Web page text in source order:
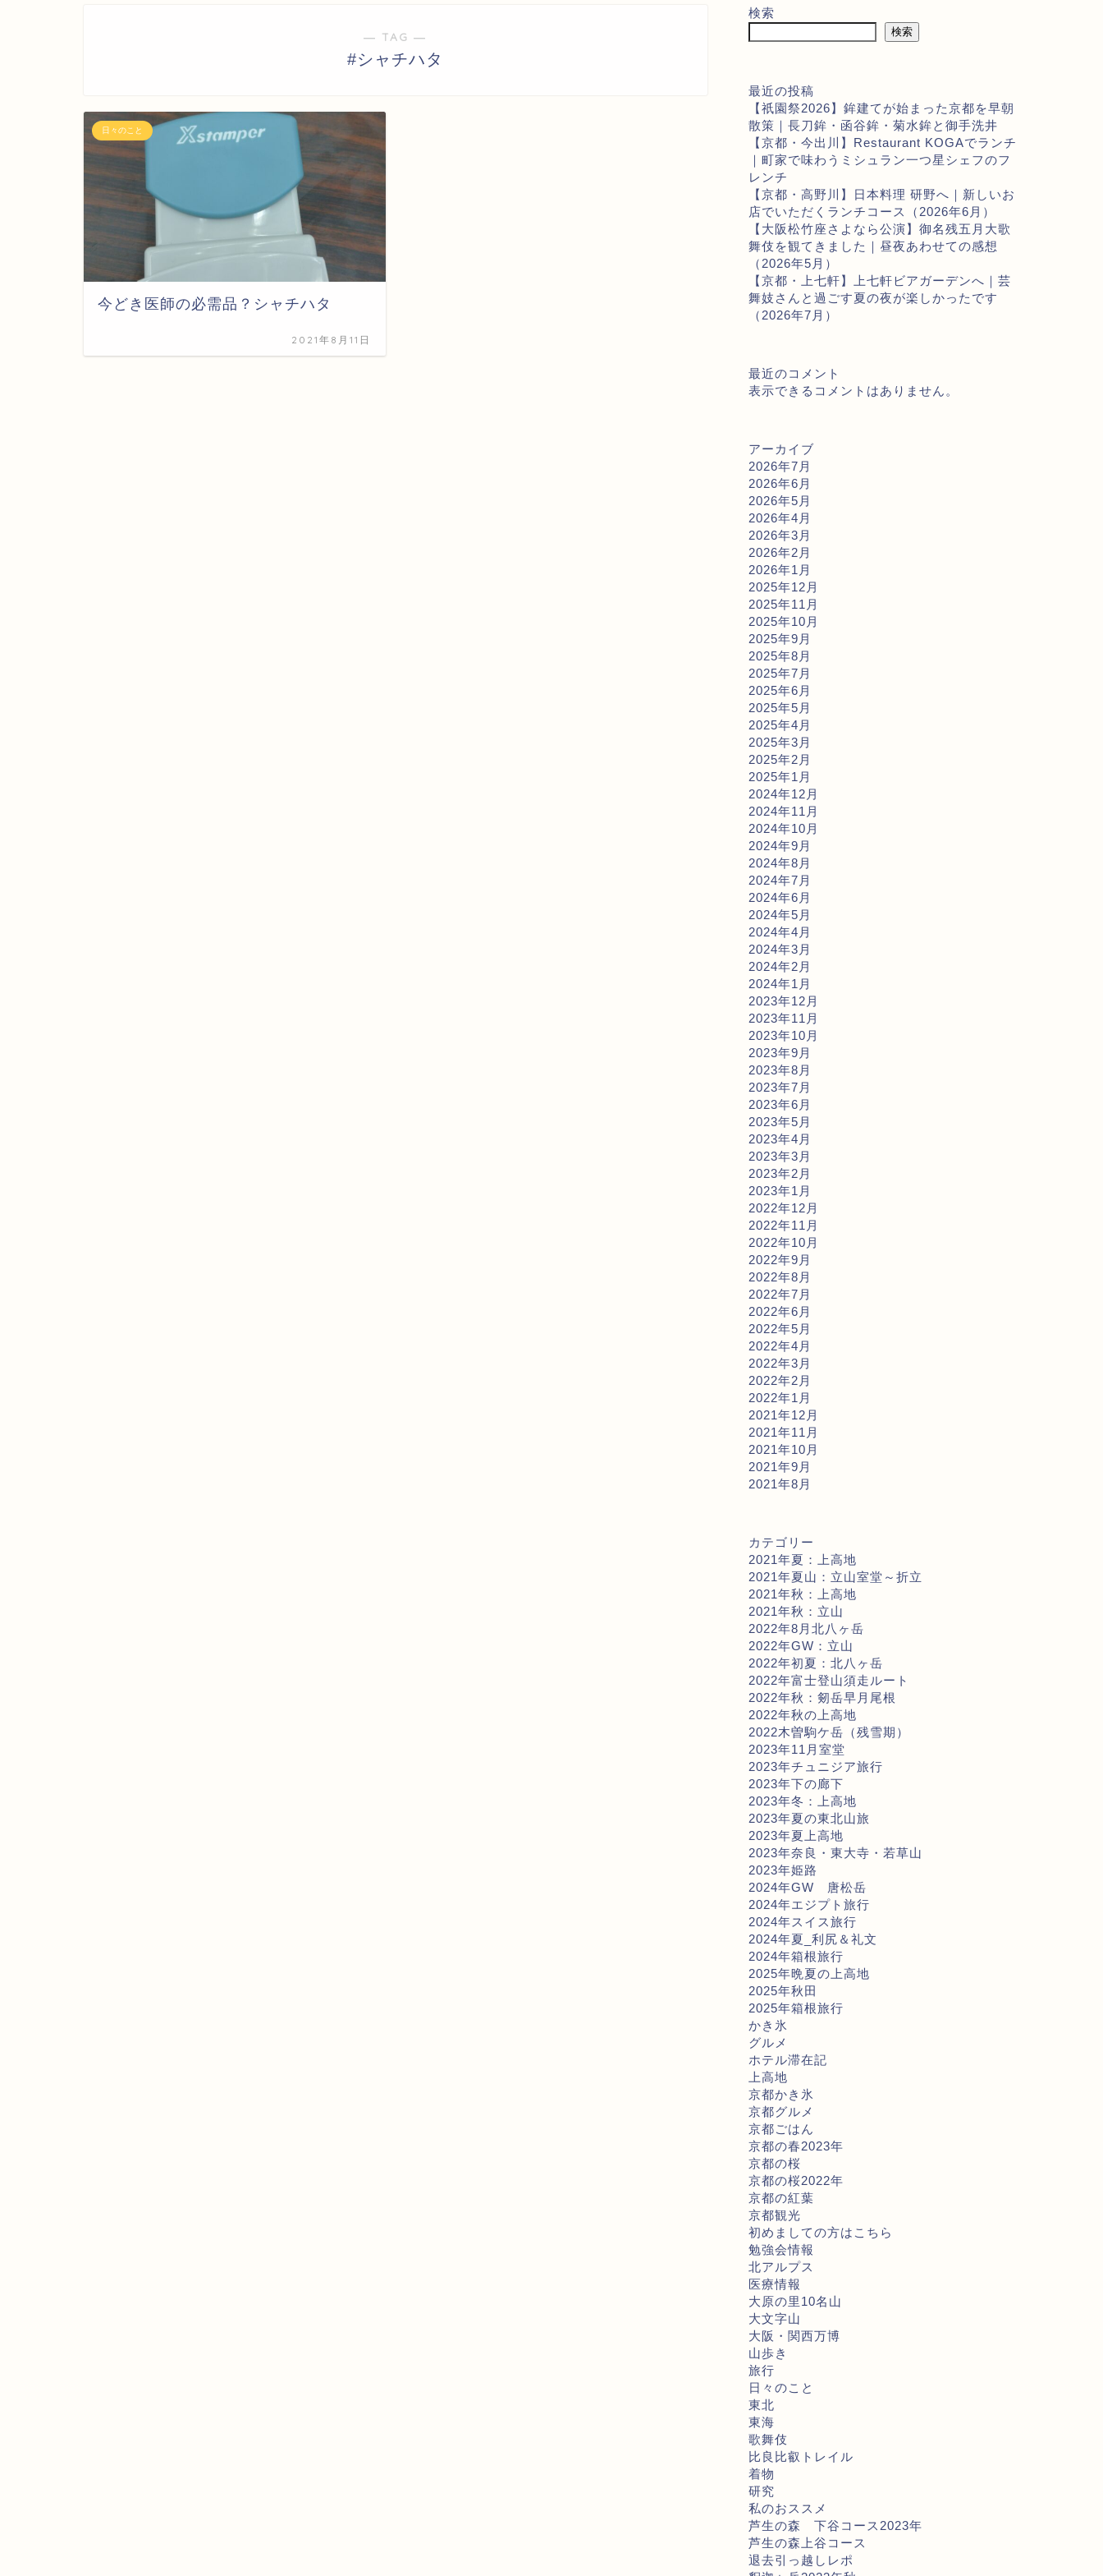
― TAG ―
#シャチハタ
日々のこと
今どき医師の必需品？シャチハタ
2021年8月11日
検索
検索
最近の投稿
【祇園祭2026】鉾建てが始まった京都を早朝
散策｜長刀鉾・函谷鉾・菊水鉾と御手洗井
【京都・今出川】Restaurant KOGAでランチ
｜町家で味わうミシュラン一つ星シェフのフ
レンチ
【京都・高野川】日本料理 研野へ｜新しいお
店でいただくランチコース（2026年6月）
【大阪松竹座さよなら公演】御名残五月大歌
舞伎を観てきました｜昼夜あわせての感想
（2026年5月）
【京都・上七軒】上七軒ビアガーデンへ｜芸
舞妓さんと過ごす夏の夜が楽しかったです
（2026年7月）
最近のコメント
表示できるコメントはありません。
アーカイブ
2026年7月
2026年6月
2026年5月
2026年4月
2026年3月
2026年2月
2026年1月
2025年12月
2025年11月
2025年10月
2025年9月
2025年8月
2025年7月
2025年6月
2025年5月
2025年4月
2025年3月
2025年2月
2025年1月
2024年12月
2024年11月
2024年10月
2024年9月
2024年8月
2024年7月
2024年6月
2024年5月
2024年4月
2024年3月
2024年2月
2024年1月
2023年12月
2023年11月
2023年10月
2023年9月
2023年8月
2023年7月
2023年6月
2023年5月
2023年4月
2023年3月
2023年2月
2023年1月
2022年12月
2022年11月
2022年10月
2022年9月
2022年8月
2022年7月
2022年6月
2022年5月
2022年4月
2022年3月
2022年2月
2022年1月
2021年12月
2021年11月
2021年10月
2021年9月
2021年8月
カテゴリー
2021年夏：上高地
2021年夏山：立山室堂～折立
2021年秋：上高地
2021年秋：立山
2022年8月北八ヶ岳
2022年GW：立山
2022年初夏：北八ヶ岳
2022年富士登山須走ルート
2022年秋：剱岳早月尾根
2022年秋の上高地
2022木曽駒ケ岳（残雪期）
2023年11月室堂
2023年チュニジア旅行
2023年下の廊下
2023年冬：上高地
2023年夏の東北山旅
2023年夏上高地
2023年奈良・東大寺・若草山
2023年姫路
2024年GW 唐松岳
2024年エジプト旅行
2024年スイス旅行
2024年夏_利尻＆礼文
2024年箱根旅行
2025年晩夏の上高地
2025年秋田
2025年箱根旅行
かき氷
グルメ
ホテル滞在記
上高地
京都かき氷
京都グルメ
京都ごはん
京都の春2023年
京都の桜
京都の桜2022年
京都の紅葉
京都観光
初めましての方はこちら
勉強会情報
北アルプス
医療情報
大原の里10名山
大文字山
大阪・関西万博
山歩き
旅行
日々のこと
東北
東海
歌舞伎
比良比叡トレイル
着物
研究
私のおススメ
芦生の森 下谷コース2023年
芦生の森上谷コース
退去引っ越しレポ